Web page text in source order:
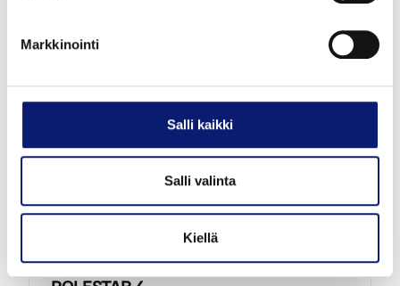
Markkinointi
Salli kaikki
Salli valinta
Kiellä